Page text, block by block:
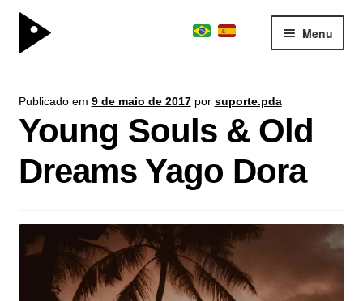
Menu
boardschool
team
consultoria
parceiros
contato
journal
Publicado em 9 de maio de 2017 por suporte.pda
Young Souls & Old
Dreams Yago Dora